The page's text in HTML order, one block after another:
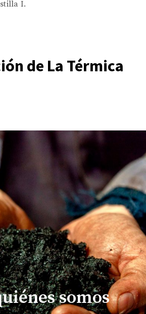
I.
de La Térmica
somos